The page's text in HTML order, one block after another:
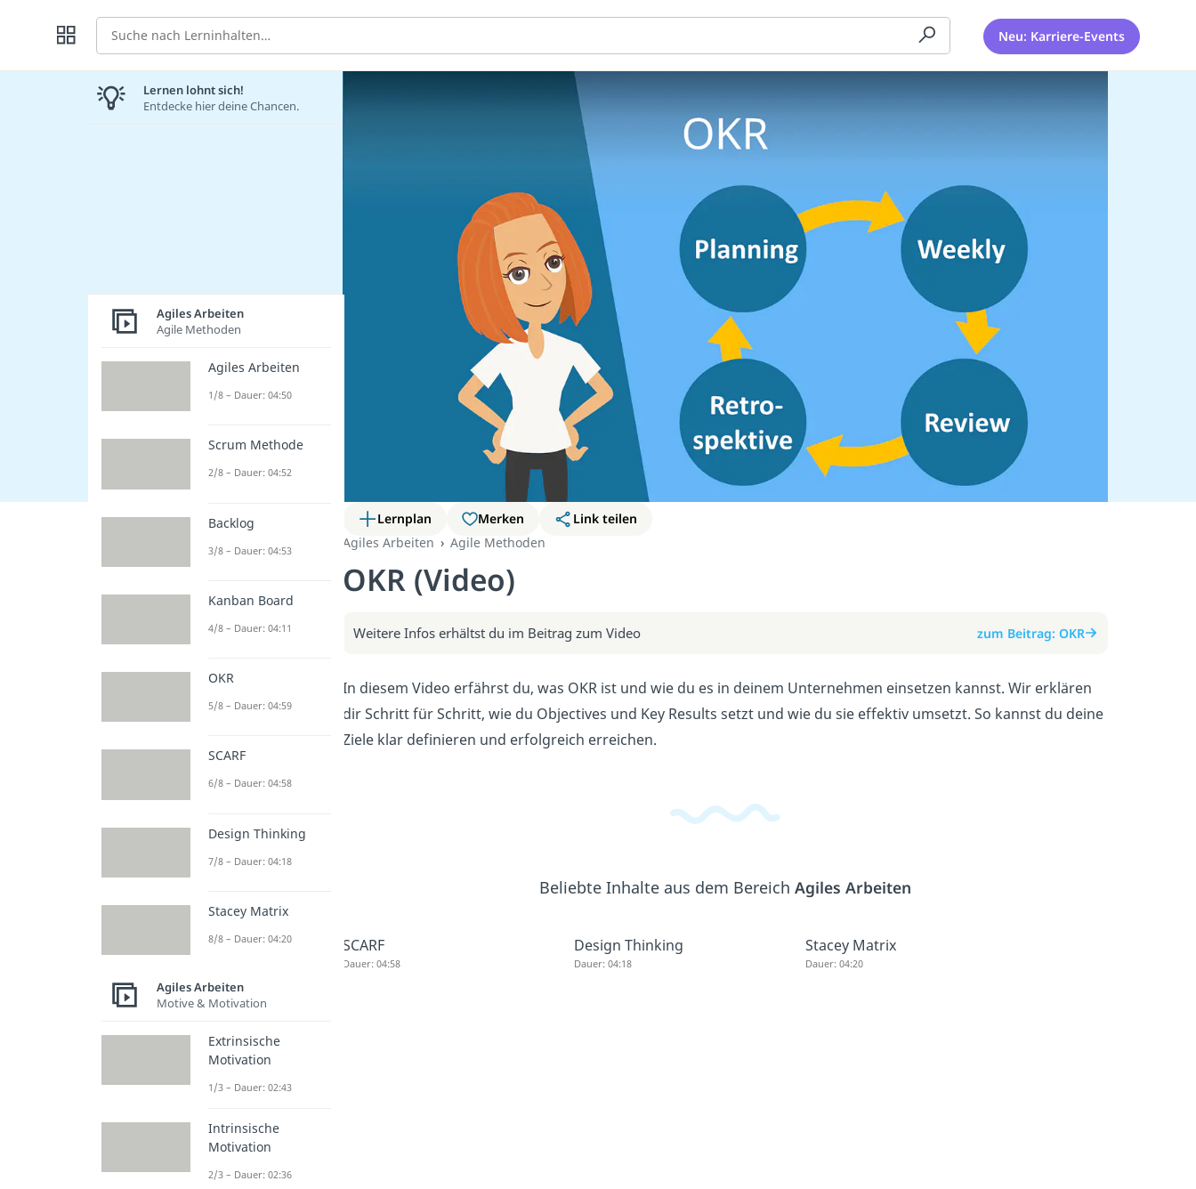
Suche Neu: Karriere-Events
Lernplan Merken
Link teilen
Agiles Arbeiten
Agile Methoden
OKR (Video)
Weitere Infos erhältst du im Beitrag zum Video zum Beitrag: OKR
In diesem Video erfährst du, was OKR ist und wie du es in deinem Unternehmen einsetzen kannst. Wir erklären
dir Schritt für Schritt, wie du Objectives und Key Results setzt und wie du sie effektiv umsetzt. So kannst du deine
Ziele klar definieren und erfolgreich erreichen.
Beliebte Inhalte aus dem Bereich Agiles Arbeiten
SCARF
Dauer: 04:58
Design Thinking
Dauer: 04:18
Stacey Matrix
Dauer: 04:20
Lernen lohnt sich!
Entdecke hier deine Chancen.
Agiles Arbeiten
Agile Methoden
Agiles Arbeiten
1/8 – Dauer: 04:50
Scrum Methode
2/8 – Dauer: 04:52
Backlog
3/8 – Dauer: 04:53
Kanban Board
4/8 – Dauer: 04:11
OKR
5/8 – Dauer: 04:59
SCARF
6/8 – Dauer: 04:58
Design Thinking
7/8 – Dauer: 04:18
Stacey Matrix
8/8 – Dauer: 04:20
Agiles Arbeiten
Motive & Motivation
Extrinsische
Motivation
1/3 – Dauer: 02:43
Intrinsische
Motivation
2/3 – Dauer: 02:36